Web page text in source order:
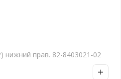
прав. 82-8403021-02